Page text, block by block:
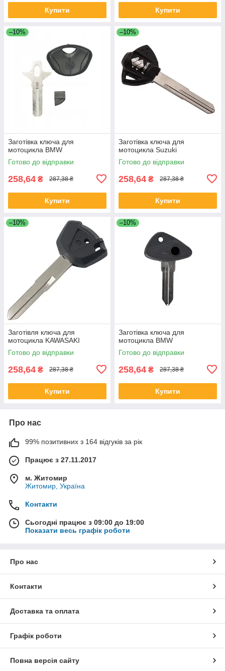
Купити Купити
–10%
Заготівка ключа для
мотоцикла BMW
Готово до відправки
258,64 ₴ 287,38 ₴
Купити
–10%
Заготівка ключа для
мотоцикла Suzuki
Готово до відправки
258,64 ₴ 287,38 ₴
Купити
–10%
Заготівля ключа для
мотоцикла KAWASAKI
Готово до відправки
258,64 ₴ 287,38 ₴
Купити
–10%
Заготівка ключа для
мотоцикла BMW
Готово до відправки
258,64 ₴ 287,38 ₴
Купити
Про нас
99% позитивних з 164 відгуків за рік
Працює з 27.11.2017
м. Житомир
Житомир, Україна
Контакти
Сьогодні працює з 09:00 до 19:00
Показати весь графік роботи
Про нас
Контакти
Доставка та оплата
Графік роботи
Повна версія сайту